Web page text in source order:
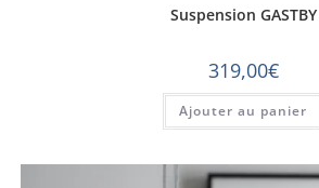
Suspension GASTBY
319,00€
Ajouter au panier